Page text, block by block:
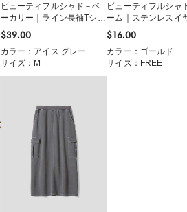
ビューティフルシャド－ベ
ーカリー｜ライン長袖Tシャ
ツ
$‌39.00
カラー：アイス グレー
サイズ：M
ビューティフルシャ
ーム｜ステンレスイ
グ
$‌16.00
カラー：ゴールド
サイズ：FREE